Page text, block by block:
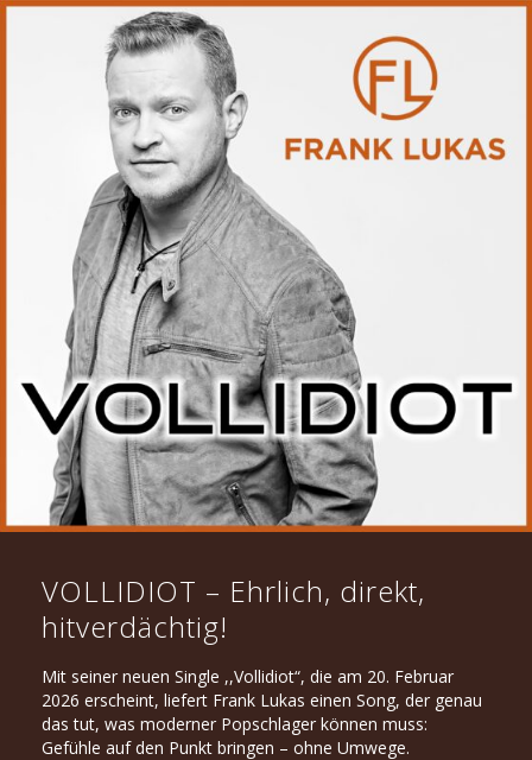
VOLLIDIOT – Ehrlich, direkt,
hitverdächtig!
Mit seiner neuen Single ,,Vollidiot“, die am 20. Februar
2026 erscheint, liefert Frank Lukas einen Song, der genau
das tut, was moderner Popschlager können muss:
Gefühle auf den Punkt bringen – ohne Umwege.